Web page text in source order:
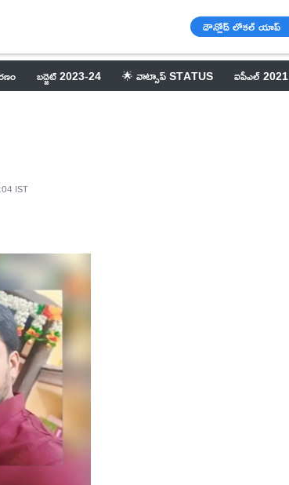
డౌన్లోడ్ లోకల్ యాప్
బడ్జెట్ 2023-24 🌟 వాట్సాప్ STATUS ఐపీఎల్ 2021
IST